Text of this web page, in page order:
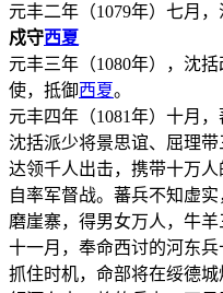
元丰二年（1079年）七月
戍守西夏
元丰三年（1080年），沈
使，抵御西夏。
元丰四年（1081年）十月
沈括派少将景思谊、屈理
达领千人出击，携带十万
自率军督战。蕃兵不知虚
磨崖寨，得男女万人，牛羊
十一月，奉命西讨的河东
抓住时机，命部将在绥德